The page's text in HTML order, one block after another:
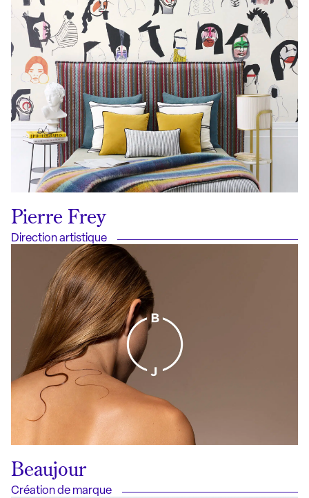
Pierre Frey
Direction artistique
Beaujour
Création de marque